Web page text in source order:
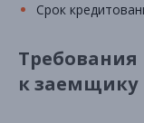
Срок
Требования
к заемщику